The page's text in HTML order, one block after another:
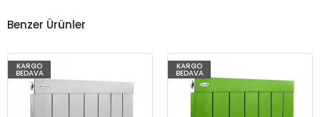
Benzer Ürünler
KARGO
BEDAVA
KARGO
BEDAVA